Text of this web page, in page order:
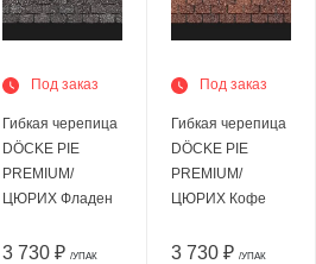
Под заказ
Гибкая черепица
DÖCKE PIE
PREMIUM/
ЦЮРИХ Фладен
3 730 ₽ /УПАК
Под заказ
Гибкая черепица
DÖCKE PIE
PREMIUM/
ЦЮРИХ Кофе
3 730 ₽ /УПАК